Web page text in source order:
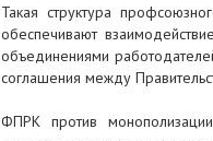
Такая структура
обеспечивают
объединениями
соглашения между
ФПРК против